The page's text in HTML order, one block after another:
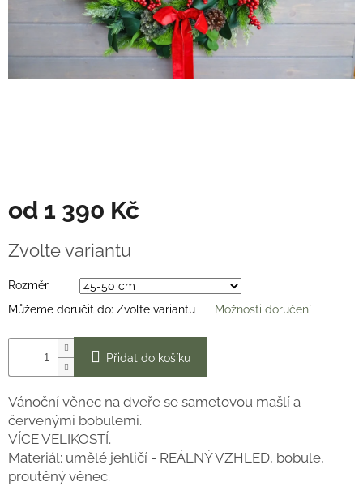
na
Hodnocení
(FAQ)
mně
Přihlášení
od 1 390 Kč
cena:
Zvolte variantu
Rozměr
Můžeme doručit do: Zvolte variantu Možnosti doručení
Přidat do košíku
Vánoční věnec na dveře se sametovou mašlí a
červenými bobulemi.
VÍCE VELIKOSTÍ.
Materiál: umělé jehličí - REÁLNÝ VZHLED, bobule,
proutěný věnec.